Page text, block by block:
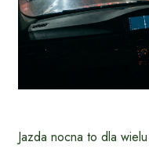
Jazda nocna to dla